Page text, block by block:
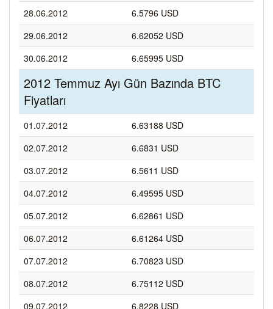
28.06.2012
6.5796 USD
29.06.2012
6.62052 USD
30.06.2012
6.65995 USD
2012 Temmuz Ayı Gün Bazında BTC
Fiyatları
01.07.2012
6.63188 USD
02.07.2012
6.6831 USD
03.07.2012
6.5611 USD
04.07.2012
6.49595 USD
05.07.2012
6.62861 USD
06.07.2012
6.61264 USD
07.07.2012
6.70823 USD
08.07.2012
6.75112 USD
09.07.2012
6.8228 USD